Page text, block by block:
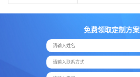
免费领取定制方案
请输入姓名
请输入联系方式